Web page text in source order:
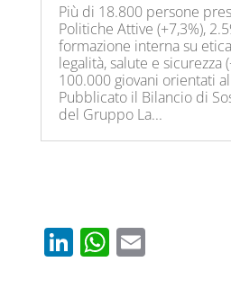
Più di 18.800 persone
Politiche Attive (+7,3%),
formazione interna su
legalità, salute e sicurezza
100.000 giovani orientati
Pubblicato il Bilancio di
del Gruppo La...
Li W E